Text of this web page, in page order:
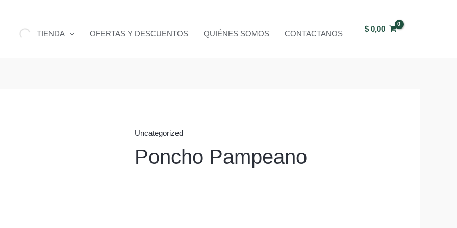
TIENDA OFERTAS Y DESCUENTOS QUIÉNES SOMOS CONTACTANOS
$ 0,00
Uncategorized
Poncho Pampeano